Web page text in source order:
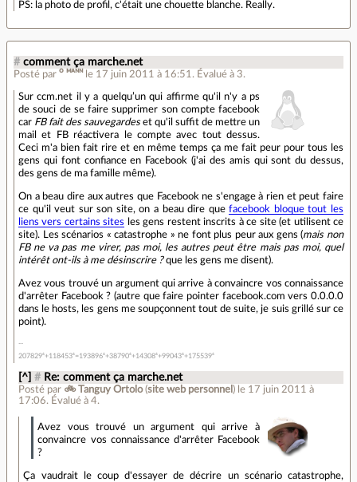
PS: la photo de profil, c'était une chouette blanche. Really.
# comment ça marche.net
Posté par ᴼ ᴹᴬᴺᴺ le 17 juin 2011 à 16:51 . Évalué à 3.
Sur ccm.net il y a quelqu’un qui affirme qu'il n'y a ps
de souci de se faire supprimer son compte facebook
car FB fait des sauvegardeset qu'il suffit de mettre un
mail et FB réactivera le compte avec tout dessus.
Ceci m'a bien fait rire et en même temps ça me fait peur pour tous les
gens qui font confiance en Facebook (j'ai des amis qui sont du dessus,
des gens de ma famille même).
On a beau dire aux autres que Facebook ne s'engage à rien et peut faire
ce qu'il veut sur son site, on a beau dire quefacebook bloque tout les
liens vers certains sites
les gens restent inscrits à ce site (et utilisent ce
site). Les scénarios « catastrophe » ne font plus peur aux gens (mais non
FB ne va pas me virer, pas moi, les autres peut être mais pas moi, quel
intérêt ont-ils à me désinscrire ?que les gens me disent).
Avez vous trouvé un argument qui arrive à convaincre vos connaissance
d'arrêter Facebook ? (autre que faire pointer facebook.com vers 0.0.0.0
dans le hosts, les gens me soupçonnent tout de suite, je suis grillé sur ce
point).
207829⁶+118453⁶=193896⁶+38790⁶+14308⁶+99043⁶+175539⁶
[^] # Re: comment ça marche.net
Posté par 🚲 Tanguy Ortolo(site web personnel ) le 17 juin 2011 à
17:06. Évalué à4.
Avez vous trouvé un argument qui arrive à
convaincre vos connaissance d'arrêter Facebook
?
Ça vaudrait le coup d'essayer de décrire un scénario catastrophe,